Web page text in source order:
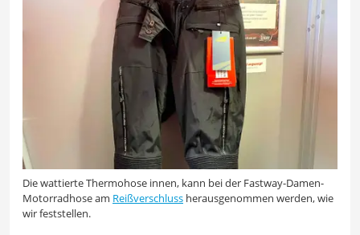
Die wattierte Thermohose innen, kann bei der Fastway-Damen-
Motorradhose am Reißverschluss herausgenommen werden, wie
wir feststellen.